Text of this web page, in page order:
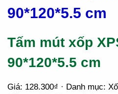
90*120*5.5 cm
Tấm mút xốp
90*120*5.5 cm
Giá: 128.300₫ · Danh mục: